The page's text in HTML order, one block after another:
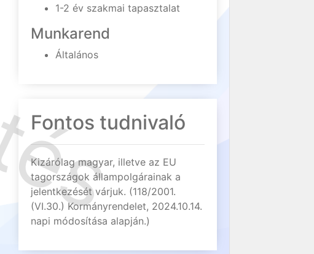
1-2 év szakmai tapasztalat
Munkarend
Általános
Fontos tudnivaló
Kizárólag magyar, illetve az EU
tagországok állampolgárainak a
jelentkezését várjuk. (118/2001.
(VI.30.) Kormányrendelet, 2024.10.14.
napi módosítása alapján.)